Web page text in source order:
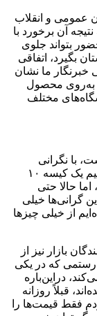
عمومی و انقلاب
آن برخورد با
بتواند جلوی
بگیرد، اتفاقی
خبرنگار ما نشان
به‌روی محصول
مختلف
یک خانواده ۵ نفره است، با نگرانی
می‌گوید: قبل‌تر با حقوقی که داشتیم، می‌توانستیم یک کیسه ۱۰
حالا حتی
گرانی‌ها خیلی
از خیلی چیز‌ها
بازار نیز از
رستمی که در یکی
دراین‌باره
قبلاً روزانه
فقط قیمت‌ها را